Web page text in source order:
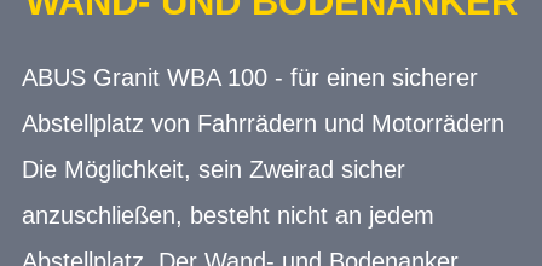
ABUS Granit WBA 100 - für einen sicherer
Abstellplatz von Fahrrädern und Motorrädern
Die Möglichkeit, sein Zweirad sicher
anzuschließen, besteht nicht an jedem